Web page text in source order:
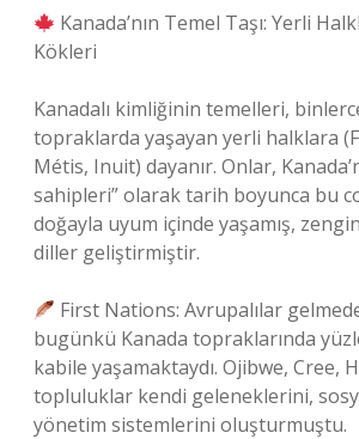
Kanada’nın Temel Taşı: Yerli
Kökleri
Kanadalı kimliğinin temelleri,
topraklarda yaşayan yerli halklara
Métis, Inuit) dayanır. Onlar,
sahipleri” olarak tarih boyunca bu
doğayla uyum içinde yaşamış,
diller geliştirmiştir.
First Nations: Avrupalılar
bugünkü Kanada topraklarında
kabile yaşamaktaydı. Ojibwe, Cree,
topluluklar kendi geleneklerini,
yönetim sistemlerini oluşturmuştu.